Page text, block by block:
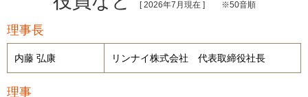
[ 2026年7月現在 ] ※50音順
理事長
内藤 弘康 リンナイ株式会社 代表取締役社長
理事